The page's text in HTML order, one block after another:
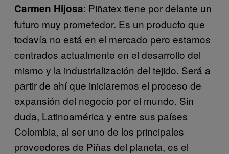
Carmen Hijosa: Piñatex tiene por delante un
futuro muy prometedor. Es un producto que
todavía no está en el mercado pero estamos
centrados actualmente en el desarrollo del
mismo y la industrialización del tejido. Será a
partir de ahí que iniciaremos el proceso de
expansión del negocio por el mundo. Sin
duda, Latinoamérica y entre sus países
Colombia, al ser uno de los principales
proveedores de Piñas del planeta, es el